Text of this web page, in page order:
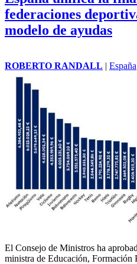
federaciones
modelo de ayudas
ROBERTO RANDALL | España
El Consejo de Ministros ha
ministra de Educación,